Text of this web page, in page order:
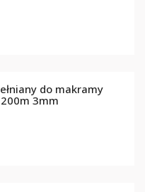
do makramy
200m 3mm